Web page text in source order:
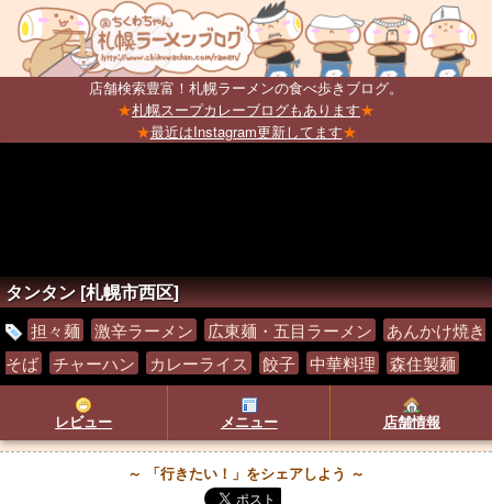
店舗検索豊富！札幌ラーメンの食べ歩きブログ。
★札幌スープカレーブログもあります★
★最近はInstagram更新してます★
タンタン [札幌市西区]
担々麺 激辛ラーメン 広東麺・五目ラーメン
あんかけ焼き
そば
チャーハン カレーライス 餃子 中華料理 森住製麺
レビュー メニュー 店舗情報
～ 「行きたい！」をシェアしよう ～